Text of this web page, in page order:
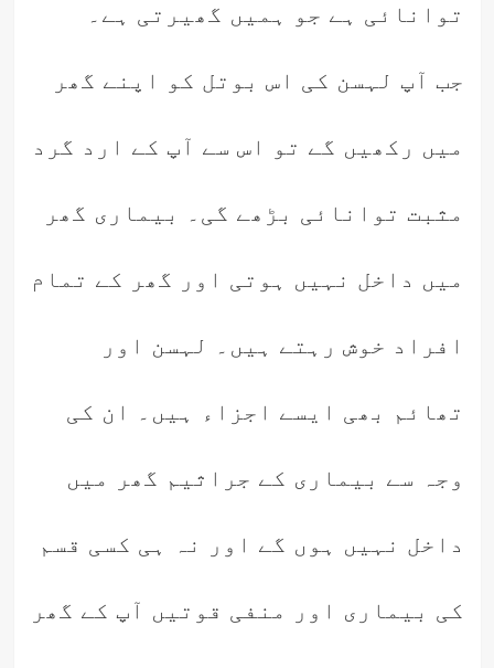
توانائی ہے جو ہمیں گھیرتی ہے۔
جب آپ لہسن کی اس بوتل کو اپنے گھر
میں رکھیں گے تو اس سے آپ کے ارد گرد
مثبت توانائی بڑھے گی۔ بیماری گھر
میں داخل نہیں ہوتی اور گھر کے تمام
افراد خوش رہتے ہیں۔ لہسن اور
تھائم بھی ایسے اجزاء ہیں۔ ان کی
وجہ سے بیماری کے جراثیم گھر میں
داخل نہیں ہوں گے اور نہ ہی کسی قسم
کی بیماری اور منفی قوتیں آپ کے گھر